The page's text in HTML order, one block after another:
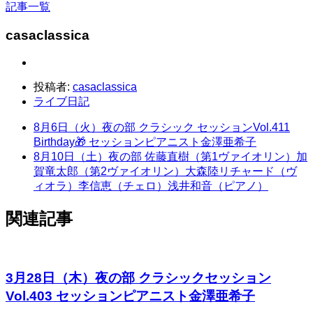
記事一覧
casaclassica
投稿者: casaclassica
ライブ日記
8月6日（火）夜の部 クラシック セッションVol.411
Birthday🎁 セッションピアニスト金澤亜希子
8月10日（土）夜の部 佐藤直樹（第1ヴァイオリン）加
賀竜太郎（第2ヴァイオリン）大森陸リチャード（ヴ
ィオラ）李信恵（チェロ）浅井和音（ピアノ）
関連記事
3月28日（木）夜の部 クラシックセッション
Vol.403 セッションピアニスト金澤亜希子